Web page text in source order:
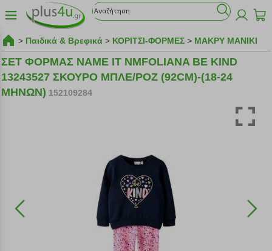
> Παιδικά & Βρεφικά > ΚΟΡΙΤΣΙ-ΦΟΡΜΕΣ > ΜΑΚΡΥ ΜΑΝΙΚΙ
ΣΕΤ ΦΟΡΜΑΣ NAME IT NMFOLIANA BE KIND
13243527 ΣΚΟΥΡΟ ΜΠΛΕ/ΡΟΖ (92CM)-(18-24
ΜΗΝΩΝ) 152109284